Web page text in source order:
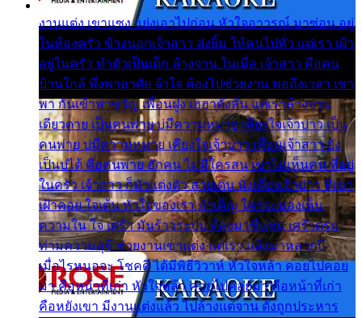
งานแต่ง เขาแซง แย่งเอาไปก่อน หัวใจอาวรณ์ มาซ่อน อยู่
ในห้องครัว ข้างนอกเจ้าสาว ส่งยิ้ม ให้คนไปทั่ว แต่เรา เฝ้า
อยู่ในครัว ทำตัวเป็นเด็ก ล้างจาน ในเมื่อ เจ้าสาว คือคน
บ้านใกล้ พึ่งพาอาศัย จำใจ ต้องไปช่วยงาน พอถึงเวลา เขา
พา กันเข้าพาขวัญ เพื่อนฝูง เฮฮาดังลั่น แต่เราล้างจาน
เดียวดาย เป็นคนพ่าย บ่มีความหมาย เคียงใจเจ้าบ่าว เป็น
คนพ่าย บ่มีความหมาย เคียงใจเจ้าบ่าว เพื่อนเจ้าสาว ยัง
เป็นบ่ได้ คือคนพ่าย ฮักคน ไม่มีใครสน เขาไม่เห็นคน ที่อยู่
ในครัว เจ้าสาว ก็มัวแต่งตัว สวยเด่น นั่งเคียงเจ้าบ่าว ที่เขา
เฝ้าคอย ใจเต้น หัวใจของเรา ลำเค็ญ ใครจะมองเห็น
ความใน ใจ เศร้า มันร้าวระบม ต้องมาขื่นขม เศร้าตรม
ท่ามความสุขี ช่วยงานเขาแต่ง แต่เรา แล้งมาหลายปี
เมื่อไรหนอจะ โชคดี ได้มีพิธีวิวาห์ หัวใจหล้า คอยไปคอย
มา คือหน้าที่เก่า หัวใจหล้า คอยไปคอยมา คือหน้าที่เก่า
คือหยังเขา มีงานแต่งแล้ว ไปล้างแต่จาน ดั่งถูกประหาร